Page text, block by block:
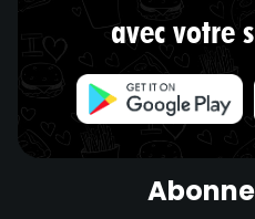
avec votre